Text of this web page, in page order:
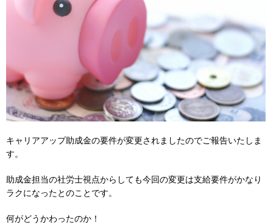
キャリアアップ助成金の要件が変更されましたのでご報告いたしま
す。
助成金担当の社労士視点からしても今回の変更は支給要件がかなり
ラクになったとのことです。
何がどうかわったのか！